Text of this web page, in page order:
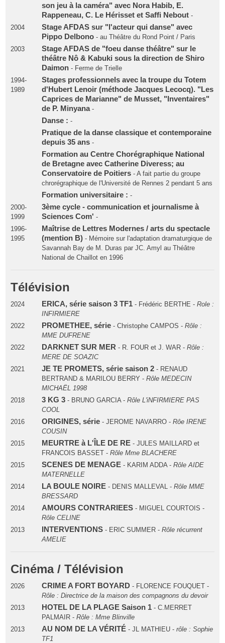
son jeu à la caméra" avec Nora Habib, E.
Rappeneau, C. Le Hérisset et Saffi Nebout-
2004
Stage AFDAS sur "l'acteur qui danse" avec
Pippo Delbono - au Théâtre du Rond Point / Paris
2003
Stage AFDAS de "foeu danse théâtre" sur le
théâtre Nô & Kabuki sous la direction de Shiro
Daimon - Ferme de Trielle
1994-
1989
Stages professionnels avec la troupe du Totem
d'Hubert Lenoir (méthode Jacques Lecocq). "Les
Caprices de Marianne" de Musset, "Inventaires"
de P. Minyana-
Danse : -
Pratique de la danse classique et contemporaine
depuis 35 ans-
Formation au Centre Chorégraphique National
de Bretagne avec Catherine Diveress; au
Conservatoire de Poitiers - A fait partie du groupe
chrorégraphique de l'Université de Rennes 2 pendant 5 ans
Formation universitaire : -
2000-
1999
3ème cycle - communication et journalisme à
Sciences Com' -
1996-
1995
Maîtrise de Lettres Modernes / arts du spectacle
(mention B)- Mémoire sur l'adaptation dramaturgique de
Savannah Bay de M. Duras par JC. Amyl au Théâtre
National de Chaillot en 1996
Télévision
2024 ERICA, série saison 3 TF1- Frédéric BERTHE - Role :
INFIRMIERE
2022
PROMETHEE, série - Christophe CAMPOS - Rôle :
MME DUFRENE
2022
DARKNET SUR MER - R. FOUR et J. WAR - Rôle :
MERE DE SOAZIC
2021
JE TE PROMETS, série saison 2- RENAUD
BERTRAND & MARILOU BERRY - Rôle MEDECIN
MICHAËL 1998
2018
3 KG 3- BRUNO GARCIA - Rôle L'iNFIRMIERE PAS
COOL
2016
ORIGINES, série- JEROME NAVARRO - Rôe IRENE
COUSIN
2015
MEURTRE à L'ÎLE DE RE- JULES MAILLARD et
FRANCOIS BASSET - Rôle Mme BLACHERE
2015
SCENES DE MENAGE- KARIM ADDA - Rôle AIDE
MATERNELLE
2014
LA BOULE NOIRE- DENIS MALLEVAL - Rôle MME
BRESSARD
2014
AMOURS CONTRARIEES- MIGUEL COURTOIS -
Rôle CELINE
2013
INTERVENTIONS- ERIC SUMMER - Rôle récurrent
AMELIE
Cinéma / Télévision
2026 CRIME A FORT BOYARD- FLORENCE FOUQUET -
Rôle : Directrice de la maison des compagnons du devoir
2013
HOTEL DE LA PLAGE Saison 1- C.MERRET
PALMAIR - Rôle : Mme Blinville
2013
AU NOM DE LA VÉRITÉ- JL MATHIEU - rôle : Sophie
TF1